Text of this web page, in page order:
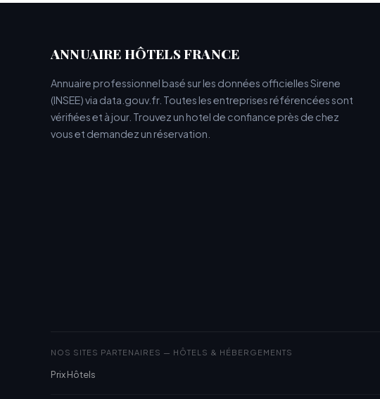
ANNUAIRE HÔTELS FRANCE
Annuaire professionnel basé sur les données officielles Sirene
(INSEE) via data.gouv.fr. Toutes les entreprises référencées sont
vérifiées et à jour. Trouvez un hotel de confiance près de chez
vous et demandez un réservation.
NOS SITES PARTENAIRES — HÔTELS & HÉBERGEMENTS
Prix Hôtels